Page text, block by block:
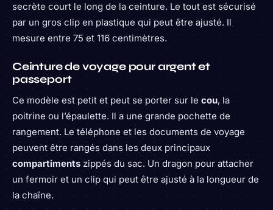
secrète court le long de la ceinture. Le tout est sécurisé
par un gros clip en plastique qui peut être ajusté. Il
mesure entre 75 et 116 centimètres.
Ceinture de voyage pour argent et
passeport
Ce modèle est petit et peut se porter sur le cou, la
poitrine ou l’épaulette. Il a une grande pochette de
rangement. Le téléphone et les documents de voyage
peuvent être rangés dans les deux principaux
compartiments zippés du sac. Un dragon pour attacher
un fermoir et un clip qui peut être ajusté à la longueur de
la chaîne.